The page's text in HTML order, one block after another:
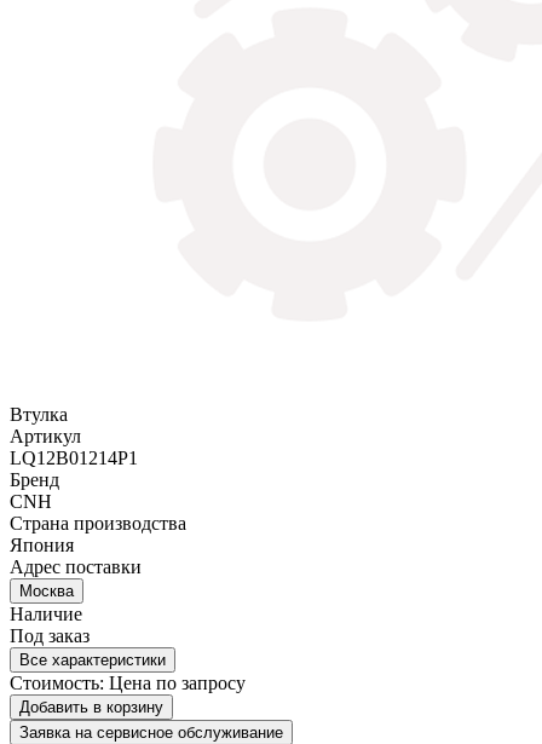
Втулка
Артикул
LQ12B01214P1
Бренд
CNH
Страна производства
Япония
Адрес поставки
Москва
Наличие
Под заказ
Все характеристики
Стоимость: Цена по запросу
Добавить в корзину
Заявка на сервисное обслуживание